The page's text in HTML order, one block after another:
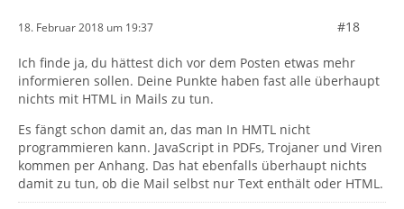
18. Februar 2018 um 19:37 #18
Ich finde ja, du hättest dich vor dem Posten etwas mehr
informieren sollen. Deine Punkte haben fast alle überhaupt
nichts mit HTML in Mails zu tun.
Es fängt schon damit an, das man In HMTL nicht
programmieren kann. JavaScript in PDFs, Trojaner und Viren
kommen per Anhang. Das hat ebenfalls überhaupt nichts
damit zu tun, ob die Mail selbst nur Text enthält oder HTML.